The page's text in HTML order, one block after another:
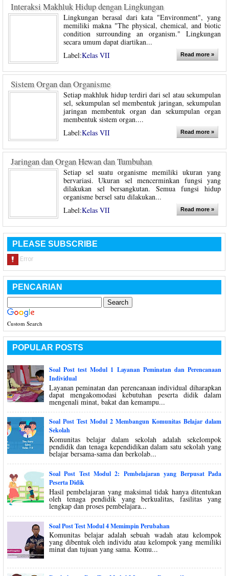
Interaksi Makhluk Hidup dengan Lingkungan
Lingkungan berasal dari kata "Environment", yang
memiliki makna "The physical, chemical, and biotic
condition surrounding an organism." Lingkungan
secara umum dapat diartikan...
Label:Kelas VII Read more »
Sistem Organ dan Organisme
Setiap makhluk hidup terdiri dari sel atau sekumpulan
sel, sekumpulan sel membentuk jaringan, sekumpulan
jaringan membentuk organ dan sekumpulan organ
membentuk sistem organ....
Label:Kelas VII Read more »
Jaringan dan Organ Hewan dan Tumbuhan
Setiap sel suatu organisme memiliki ukuran yang
bervariasi. Ukuran sel mencerminkan fungsi yang
dilakukan sel bersangkutan. Semua fungsi hidup
organisme bersel satu dilakukan...
Label:Kelas VII Read more »
PLEASE SUBSCRIBE
PENCARIAN
Custom Search
POPULAR POSTS
Soal Post test Modul 1 Layanan Peminatan dan Perencanaan
Individual
Layanan peminatan dan perencanaan individual diharapkan
dapat mengakomodasi kebutuhan peserta didik dalam
mengenali minat, bakat dan kemampu...
Soal Post Test Modul 2 Membangun Komunitas Belajar dalam
Sekolah
Komunitas belajar dalam sekolah adalah sekelompok
pendidik dan tenaga kependidikan dalam satu sekolah yang
belajar bersama-sama dan berkolab...
Soal Post Test Modul 2: Pembelajaran yang Berpusat Pada
Peserta Didik
Hasil pembelajaran yang maksimal tidak hanya ditentukan
oleh tenaga pendidik yang berkualitas, fasilitas yang
lengkap dan proses pembelajara...
Soal Post Test Modul 4 Memimpin Perubahan
Komunitas belajar adalah sebuah wadah atau kelompok
yang dibentuk oleh individu atau kelompok yang memiliki
minat dan tujuan yang sama. Komu...